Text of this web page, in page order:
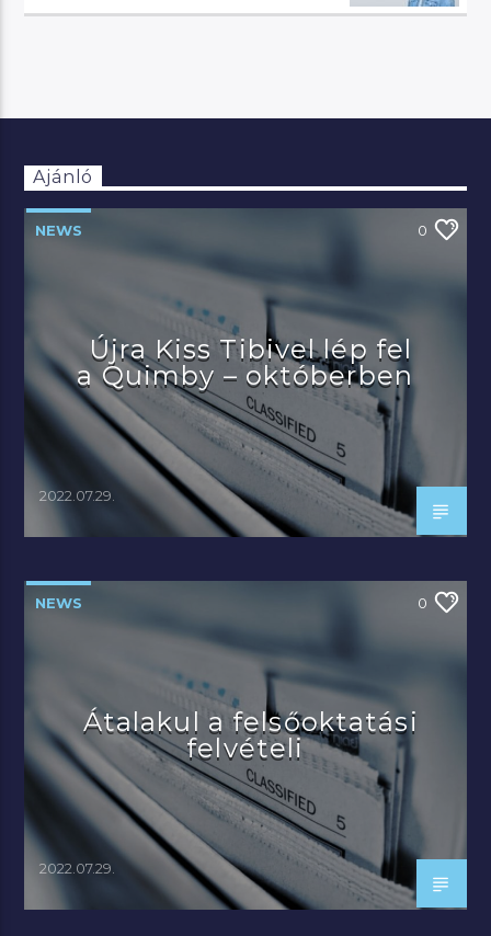
Ajánló
NEWS 0
Újra Kiss Tibivel lép fel
a Quimby – októberben
2022.07.29.
NEWS 0
Átalakul a felsőoktatási
felvételi
2022.07.29.